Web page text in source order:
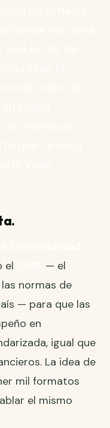
el
— el
normas de
— para que las
en
igual que
La idea de
mil formatos
el mismo